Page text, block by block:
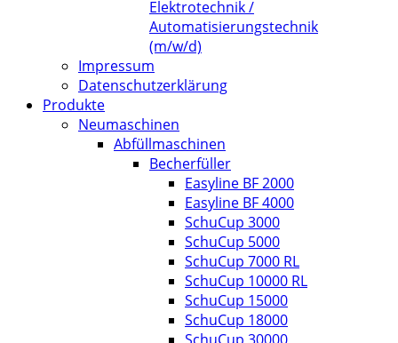
Elektrotechnik /
Automatisierungstechnik
(m/w/d)
Impressum
Datenschutzerklärung
Produkte
Neumaschinen
Abfüllmaschinen
Becherfüller
Easyline BF 2000
Easyline BF 4000
SchuCup 3000
SchuCup 5000
SchuCup 7000 RL
SchuCup 10000 RL
SchuCup 15000
SchuCup 18000